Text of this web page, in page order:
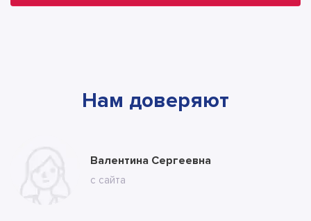
Нам доверяют
Марина
с ВК
Валентина Сергеевна
с сайта
Владимир
с сайта